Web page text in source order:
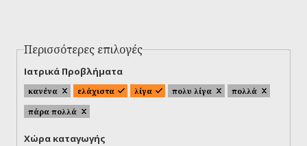
Περισσότερες επιλογές
Ιατρικά Προβλήματα
κανένα ελάχιστα λίγα πολυ λίγα
πολλά
πάρα πολλά
Χώρα καταγωγής